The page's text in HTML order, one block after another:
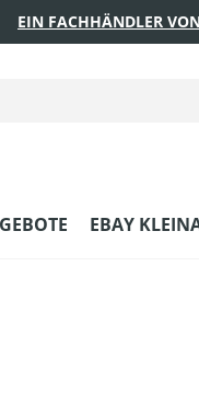
EIN FACHHÄNDLER
EBAY